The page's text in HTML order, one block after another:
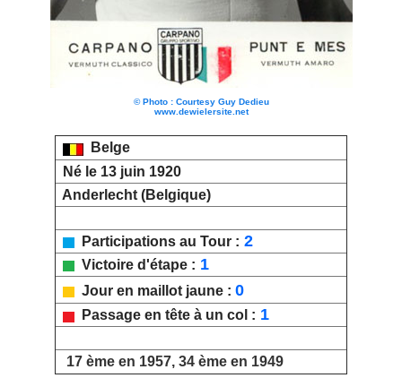
© Photo : Courtesy Guy Dedieu
www.dewielersite.net
Belge
Né le 13 juin 1920
Anderlecht (Belgique)
Participations au Tour : 2
Victoire d'étape : 1
Jour en maillot jaune : 0
Passage en tête à un col : 1
17 ème en 1957, 34 ème en 1949